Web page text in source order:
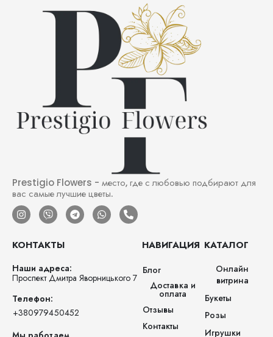
Prestigio Flowers - место, где с любовью подбирают для
вас самые лучшие цветы.
КОНТАКТЫ
Наши адреса:
Проспект Дмитра Яворницького 7
Телефон:
‪+380979450452‬
НАВИГАЦИЯ
Блог
Доставка и
оплата
Отзывы
Контакты
КАТАЛОГ
Онлайн
витрина
Букеты
Розы
Игрушки